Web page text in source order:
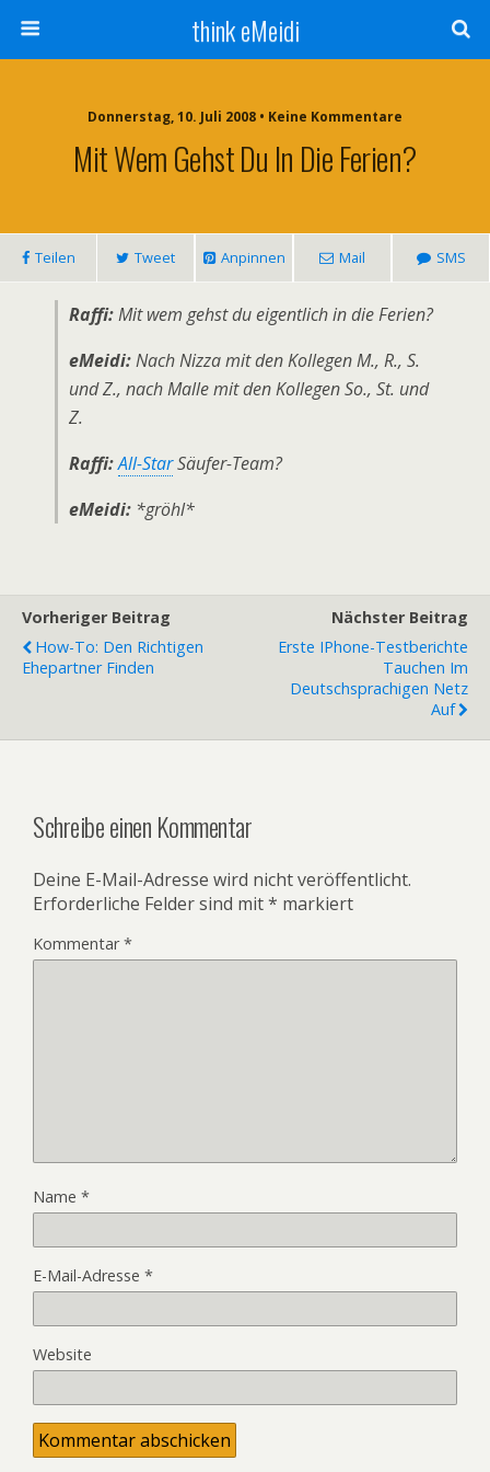
think eMeidi
Donnerstag, 10. Juli 2008 • Keine Kommentare
Mit Wem Gehst Du In Die Ferien?
Teilen Tweet Anpinnen Mail SMS
Raffi:Mit wem gehst du eigentlich in die Ferien?
eMeidi:Nach Nizza mit den Kollegen M., R., S.
und Z., nach Malle mit den Kollegen So., St. und
Z.
Raffi:All-StarSäufer-Team?
eMeidi: *gröhl*
Vorheriger Beitrag
How-To: Den Richtigen
Ehepartner Finden
Nächster Beitrag
Erste IPhone-Testberichte
Tauchen Im
Deutschsprachigen Netz
Auf
Schreibe einen Kommentar
Deine E-Mail-Adresse wird nicht veröffentlicht.
Erforderliche Felder sind mit* markiert
Kommentar*
Name *
E-Mail-Adresse *
Website